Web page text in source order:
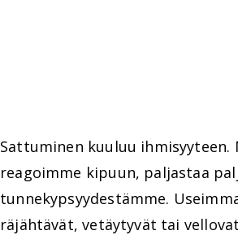
Sattuminen kuuluu ihmisyyteen.
reagoimme kipuun, paljastaa
tunnekypsyydestämme.
räjähtävät, vetäytyvät tai